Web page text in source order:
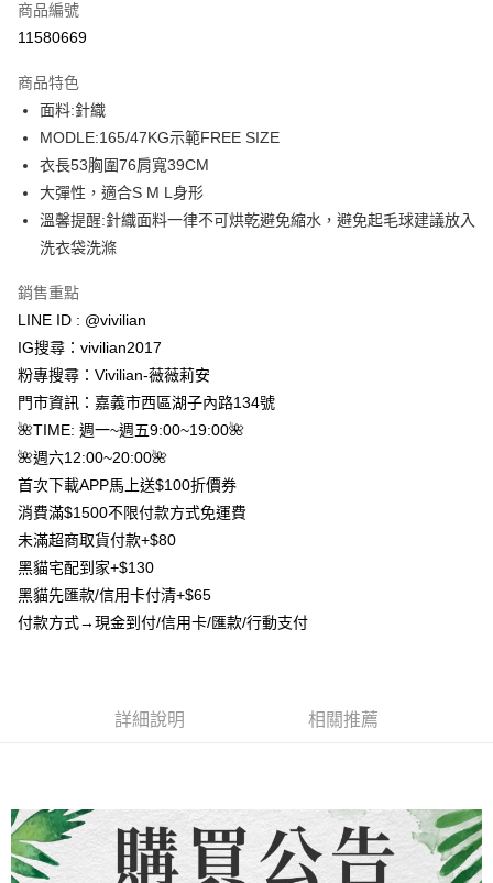
信用卡分期付款
合作金庫商業銀行
華南商業銀行
上海商業儲蓄銀行
台北富邦商業銀行
國泰世華商業銀行
臺灣中小企業銀行
匯豐（台灣）商業銀行
華泰商業銀行
聯邦商業銀行
遠東國際商業銀行
元大商業銀行
台新國際商業銀行
台灣樂天信用卡公司
超商取貨付款
LINE Pay
Apple Pay
街口支付
Google Pay
大哥付你分期
相關說明
【大哥付你分期使用說明】
2.付款方式選擇「大哥付你分期」，訂單成立後會自動跳轉到大哥付的交易
流程，驗證手機門號後，選擇欲分期的期數、繳款截止日，確認付款後即完
成交易。
3.實際核准額度、可分期數及費用金額請依後續交易確認頁面所載為準。
4.訂單成立30分鐘內，如未前往確認交易或遇審核未通過，訂單將自動取
消。如遇「轉專審核」未通過狀況，表示未達大哥付你分期系統評分，恕無
【繳款方式說明】
1.分期款項不併入電信帳單，「大哥付你分期」於每月結算日後寄送繳費提
醒簡訊。
2.透過簡訊連結打開帳單後，可選擇「超商條碼／台灣大直營門市／銀行轉
1.本服務係由「台灣大哥大股份有限公司」（以下簡稱本公司）所提供，讓
用戶於交易時，得透過本服務購買商品或服務，並由商店將買賣／分期付款
由本公司與您本人進行分期帳單所需資料之確認、核對及更正。
3.完整用戶服務條款，請詳閱以下連結：
https://oppay.tw/userRule
AFTEE先享後付
相關說明
【關於「AFTEE先享後付」】
AFTEE先享後付是「在收到商品之後才付款」的支付方式。 讓您購物簡單
便利好安心！
１．簡單：不需註冊會員、不需綁卡、不需儲值。
２．便利：只要手機號碼，簡訊認證，即可結帳。
３．安心：先確認商品／服務後，再付款。
【「AFTEE先享後付」結帳流程】
１．於結帳方式選擇「AFTEE先享後付」後，將跳轉至「AFTEE先享後付」
※ 請注意：結帳手續完成當下不需立刻繳費，但若您需要取消訂單，請聯絡
客戶支援中心」
https://netprotections.freshdesk.com/support/home
【注意事項】
１．透過由恩沛科技股份有限公司提供之「AFTEE先享後付」服務完成之交
ATM付款
貨到付款
運送方式
全家取貨付款
每筆NT$80，滿NT$1,500(含以上)免運費
貨到付款
每筆NT$130，滿NT$1,500(含以上)免運費
商品編號
11580669
商品特色
面料:針織
MODLE:165/47KG示範FREE SIZE
衣長53胸圍76肩寬39CM
大彈性，適合S M L身形
溫馨提醒:針織面料一律不可烘乾避免縮水，避免起毛球建議放入
洗衣袋洗滌
銷售重點
LINE ID : @vivilian
IG搜尋：vivilian2017
粉專搜尋：Vivilian-薇薇莉安
門市資訊：嘉義市西區湖子內路134號
🌺TIME: 週一~週五9:00~19:00🌺
🌺週六12:00~20:00🌺
首次下載APP馬上送$100折價券
消費滿$1500不限付款方式免運費
未滿超商取貨付款+$80
黑貓宅配到家+$130
黑貓先匯款/信用卡付清+$65
付款方式→現金到付/信用卡/匯款/行動支付
詳細說明 相關推薦